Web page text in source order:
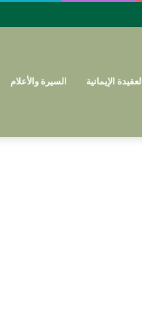
العقيدة الإيمانية السيرة والأعلام